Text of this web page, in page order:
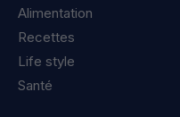
Alimentation
Recettes
Life style
Santé